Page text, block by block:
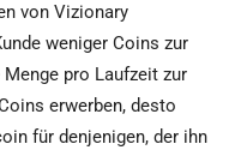
von Vizionary
weniger Coins zur
pro Laufzeit zur
erwerben, desto
für denjenigen, der ihn